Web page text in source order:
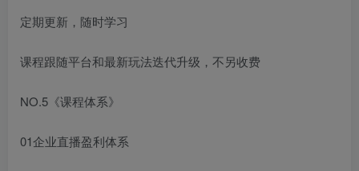
定期更新，随时学习
课程跟随平台和最新玩法迭代升级，不另收费
NO.5《课程体系》
01企业直播盈利体系